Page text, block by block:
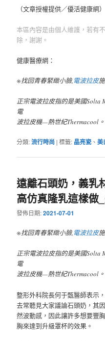
（文章授權提供／優活健康網）
本區內容是由個人維護，若有
除，謝謝。
健康醫療網：
※找回青春緊緻小臉,電波拉皮
正宗電波拉皮指的是美國Solta
電
波拉皮機—熱世紀Thermacool。
分類:流行時尚 |標籤: 晶亮瓷 、美
遠離石頭奶，義乳
高仿真隆乳這樣做
發佈日期:2021-07-01
※找回青春緊緻小臉,電波拉皮
正宗電波拉皮指的是美國Solta
電
波拉皮機—熱世紀Thermacool。
整形外科院長何于甄醫師表示
去常聽見大家議論石頭奶，其
然波動感，因此讓許多想要豐
胸來達到升級罩杯的效果。